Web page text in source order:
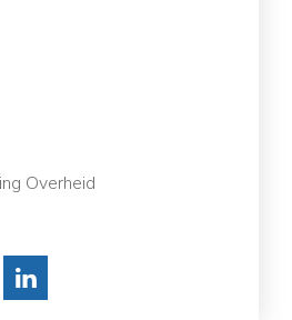
Overheid
LinkedIn